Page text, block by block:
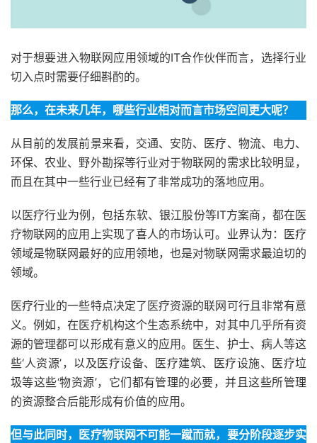
对于想要进入物联网应用领域的IT合作伙伴而言，选择行业
切入点时需要仔细斟酌的。
那么，在未来几年，哪些行业相对而言市场空间更大呢？
从目前的发展前景来看，交通、安防、医疗、物流、电力、
环保、农业、野外勘探等行业对于物联网的需求比较明显，
而且在其中一些行业已经有了非常成功的落地应用。
以医疗行业为例，包括东软、银江股份等IT方案商，都在医
疗物联网的应用上实现了喜人的市场认可。业界认为：医疗
领域是物联网最好的应用领地，也是对物联网需求最迫切的
领域。
医疗行业的一些特点决定了医疗资源的联网可行且非常有意
义。例如，在医疗机构这个生态系统中，对其中几乎所有资
源的管理都可以形成有意义的应用。医生、护士、病人等这
些‘人资源’，以及医疗设备、医疗建筑、医疗设施、医疗垃
圾等这些‘物资源’，它们都有管理的必要，并且这些所管理
的资源整合后能形成有价值的应用。
但与此同时，医疗物联网不可能一蹴而就，要分阶段逐步实